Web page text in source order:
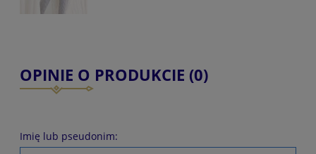
OPINIE O PRODUKCIE (0)
Imię lub pseudonim: